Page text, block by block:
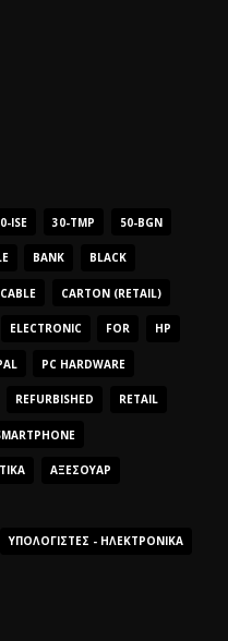
ISE 30-TMP 50-BGN
BANK BLACK
CABLE CARTON (RETAIL)
ELECTRONIC FOR HP
PC HARDWARE
REFURBISHED RETAIL
ΑΞΕΣΟΥΆΡ
ΥΠΟΛΟΓΙΣΤΈΣ - ΗΛΕΚΤΡΟΝΙΚΆ